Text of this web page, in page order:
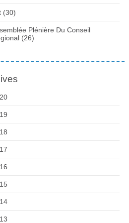
(30)
Plénière Du Conseil
(26)